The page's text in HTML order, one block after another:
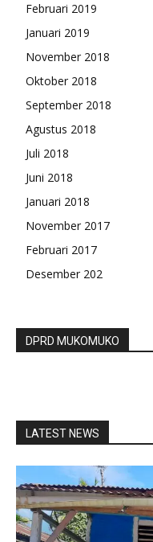
Februari 2019
Januari 2019
November 2018
Oktober 2018
September 2018
Agustus 2018
Juli 2018
Juni 2018
Januari 2018
November 2017
Februari 2017
Desember 202
DPRD MUKOMUKO
LATEST NEWS